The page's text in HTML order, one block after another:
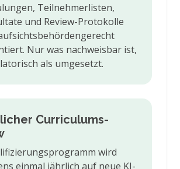
Teilnehmerlisten,
und Review-Protokolle
Nur was nachweisbar ist,
als umgesetzt.
Curriculums-
wird
einmal jährlich auf neue KI-